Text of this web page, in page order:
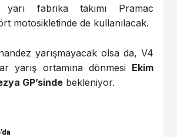
fabrika takımı Pramac
motosikletinde de kullanılacak.
yarışmayacak olsa da, V4
yarış ortamına dönmesi Ekim
GP’sinde bekleniyor.